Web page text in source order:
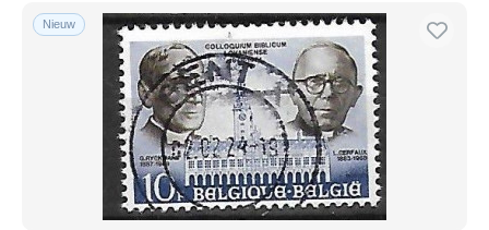
Gratis levering
Betaalmiddelen
PayPal
Bankoverschrijving
Visa
Mastercard
Bancontact
Nieuw